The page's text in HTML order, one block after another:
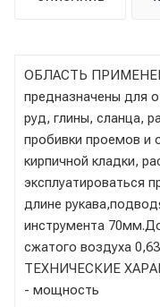
ОБЛАСТЬ
предназначены для
руд, глины, сланца,
пробивки проемов и
кирпичной кладки,
эксплуатироваться
длине
инструмента
сжатого воздуха
ТЕХНИЧЕСКИЕ
- мощность